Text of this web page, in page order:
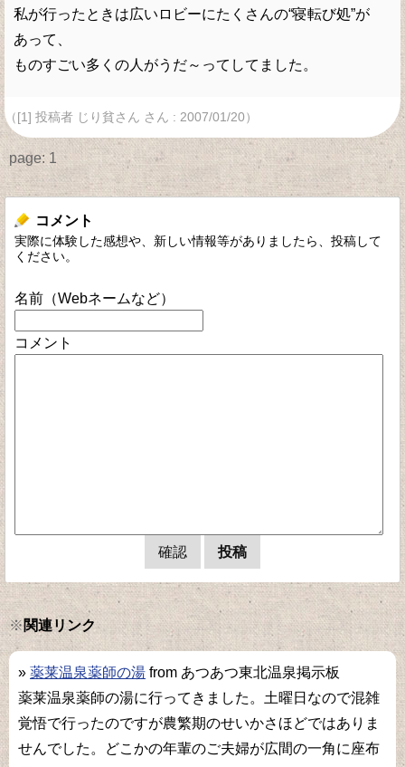
私が行ったときは広いロビーにたくさんの“寝転び処”が
あって、
ものすごい多くの人がうだ～ってしてました。
（[1] 投稿者 じり貧さん さん : 2007/01/20）
page: 1
コメント
実際に体験した感想や、新しい情報等がありましたら、投稿して
ください。
名前（Webネームなど）
コメント
※関連リンク
» 薬莱温泉薬師の湯 from あつあつ東北温泉掲示板
薬莱温泉薬師の湯に行ってきました。土曜日なので混雑
覚悟で行ったのですが農繁期のせいかさほどではありま
せんでした。どこかの年輩のご夫婦が広間の一角に座布